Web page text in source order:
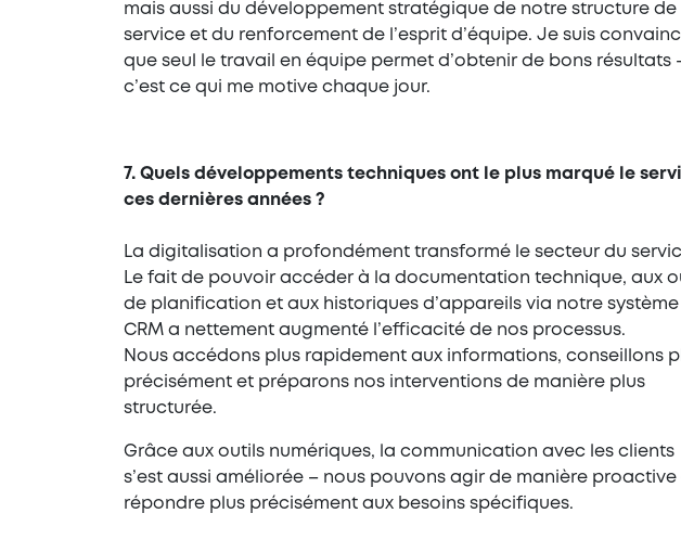
mais aussi du développement stratégique de notre structure de
service et du renforcement de l’esprit d’équipe. Je suis
que seul le travail en équipe permet d’obtenir de bons résultats
c’est ce qui me motive chaque jour.
7. Quels développements techniques ont le plus marqué le
ces dernières années ?
La digitalisation a profondément transformé le secteur du
Le fait de pouvoir accéder à la documentation technique, aux
de planification et aux historiques d’appareils via notre système
CRM a nettement augmenté l’efficacité de nos processus.
Nous accédons plus rapidement aux informations, conseillons
précisément et préparons nos interventions de manière plus
structurée.
Grâce aux outils numériques, la communication avec les clients
s’est aussi améliorée – nous pouvons agir de manière proactive
répondre plus précisément aux besoins spécifiques.